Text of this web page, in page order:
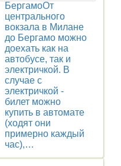
БергамоОт
центрального
вокзала в Милане
до Бергамо можно
доехать как на
автобусе, так и
электричкой. В
случае с
электричкой -
билет можно
купить в автомате
(ходят они
примерно каждый
час),…